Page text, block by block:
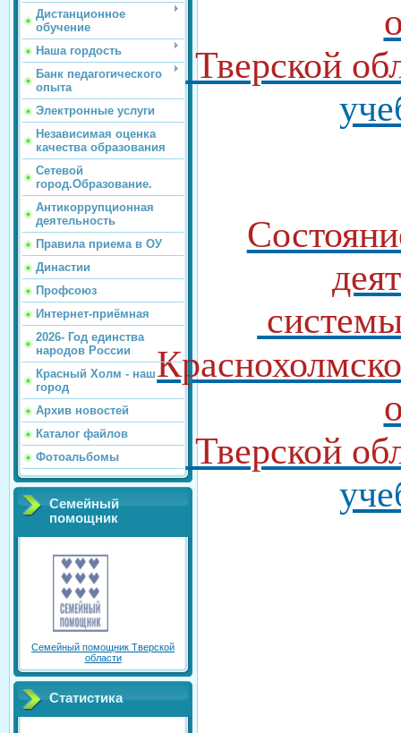
Дистанционное
обучение
Наша гордость
Банк педагогического
опыта
Электронные услуги
Независимая оценка
качества образования
Сетевой
город.Образование.
Антикоррупционная
деятельность
Правила приема в ОУ
Династии
Профсоюз
Интернет-приёмная
2026- Год единства
народов России
Красный Холм - наш
город
Архив новостей
Каталог файлов
Фотоальбомы
Семейный
помощник
Семейный помощник Тверской
области
Статистика
Тверской
Тверской